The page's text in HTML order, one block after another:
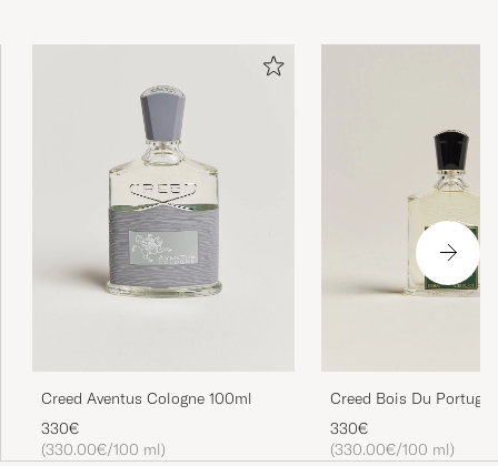
Creed Aventus Cologne 100ml
330€
(330.00€/100 ml)
Creed Bois Du
Parfum 100ml
330€
(330.00€/100 ml)